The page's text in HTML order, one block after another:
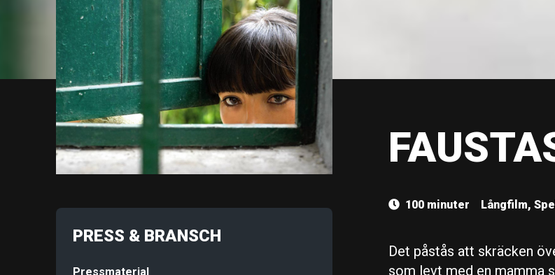
PRESS & BRANSCH
Pressmaterial
100 minuter Långfilm,
Det påstås att skräcken
som levt med en mamma